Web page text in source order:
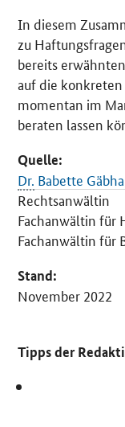
In diesem
zu
bereits
auf die
momentan im
beraten lassen
Quelle:
Dr. Babette
Rechtsanwältin
Fachanwältin für
Fachanwältin für
Stand:
November 2022
Tipps der